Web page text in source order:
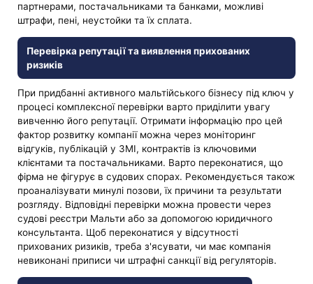
партнерами, постачальниками та банками, можливі
штрафи, пені, неустойки та їх сплата.
Перевірка репутації та виявлення прихованих
ризиків
При придбанні активного мальтійського бізнесу під ключ у
процесі комплексної перевірки варто приділити увагу
вивченню його репутації. Отримати інформацію про цей
фактор розвитку компанії можна через моніторинг
відгуків, публікацій у ЗМІ, контрактів із ключовими
клієнтами та постачальниками. Варто переконатися, що
фірма не фігурує в судових спорах. Рекомендується також
проаналізувати минулі позови, їх причини та результати
розгляду. Відповідні перевірки можна провести через
судові реєстри Мальти або за допомогою юридичного
консультанта. Щоб переконатися у відсутності
прихованих ризиків, треба з'ясувати, чи має компанія
невиконані приписи чи штрафні санкції від регуляторів.